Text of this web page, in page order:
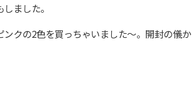
ました。
クの2色を買っちゃいました〜。開封の儀か